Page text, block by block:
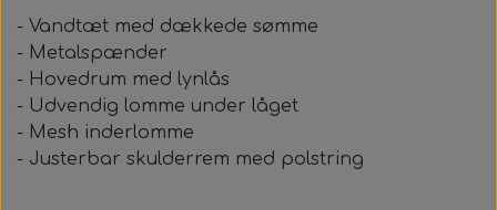
- Vandtæt med dækkede sømme
- Metalspænder
- Hovedrum med lynlås
- Udvendig lomme under låget
- Mesh inderlomme
- Justerbar skulderrem med polstring